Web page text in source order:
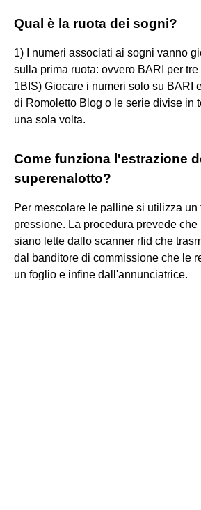
Qual è la ruota dei sogni?
1) I numeri associati ai sogni vanno
sulla prima ruota: ovvero BARI per
1BIS) Giocare i numeri solo su BARI
di Romoletto Blog o le serie divise in
una sola volta.
Come funziona l'estrazione
superenalotto?
Per mescolare le palline si utilizza un
pressione. La procedura prevede che
siano lette dallo scanner rfid che
dal banditore di commissione che le
un foglio e infine dall'annunciatrice.